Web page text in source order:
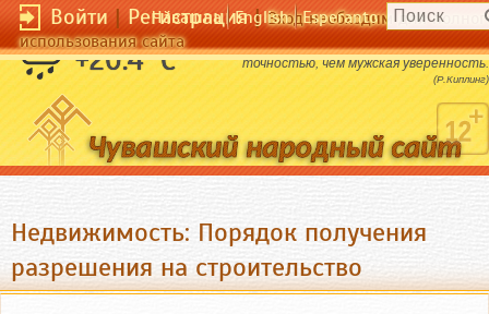
Войти|Регистрация|Вход необходим для
использования сайта
Чӑвашла English Esperanto
+20.4 °C
Женская догадка обладает большей
точностью, чем мужская уверенность.
(Р.Киплинг)
Недвижимость: Порядок получения
разрешения на строительство